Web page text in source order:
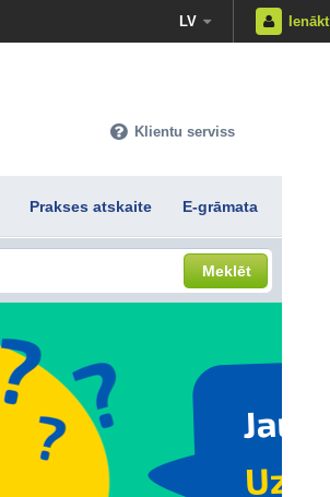
LV Ienākt
Klientu serviss
Prakses atskaite E-grāmata
Meklēt